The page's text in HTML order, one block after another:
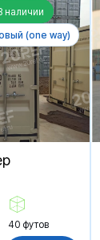
наличии
(one way)
40 футов